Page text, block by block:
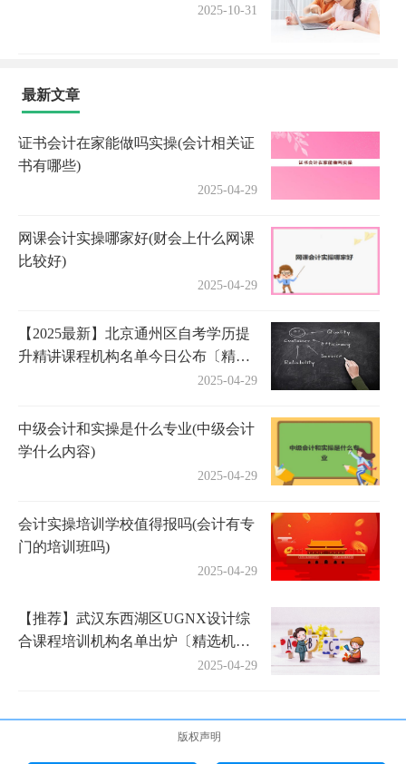
2025-10-31
最新文章
证书会计在家能做吗实操(会计相关证
书有哪些)
2025-04-29
网课会计实操哪家好(财会上什么网课
比较好)
2025-04-29
【2025最新】北京通州区自考学历提
升精讲课程机构名单今日公布〔精选
2025-04-29
中级会计和实操是什么专业(中级会计
学什么内容)
2025-04-29
会计实操培训学校值得报吗(会计有专
门的培训班吗)
2025-04-29
【推荐】武汉东西湖区UGNX设计综
合课程培训机构名单出炉〔精选机构
2025-04-29
版权声明